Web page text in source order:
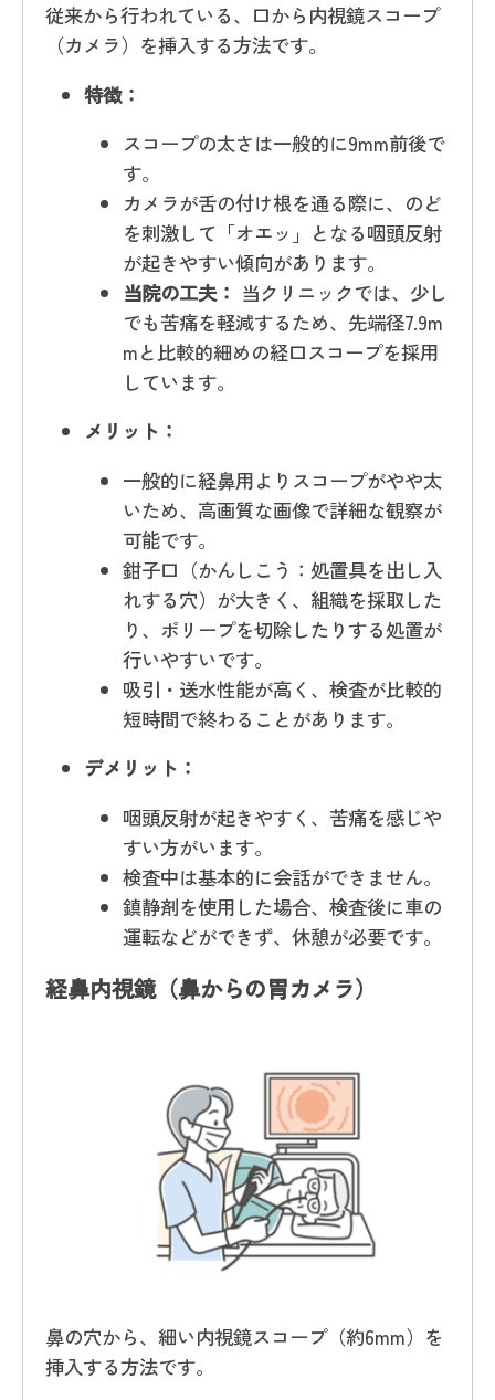
従来から行われている、口から内視鏡スコープ
（カメラ）を挿入する方法です。
特徴：
スコープの太さは一般的に9mm前後で
す。
カメラが舌の付け根を通る際に、のど
を刺激して「オエッ」となる咽頭反射
が起きやすい傾向があります。
当院の工夫： 当クリニックでは、少し
でも苦痛を軽減するため、先端径7.9m
mと比較的細めの経口スコープを採用
しています。
メリット：
一般的に経鼻用よりスコープがやや太
いため、高画質な画像で詳細な観察が
可能です。
鉗子口（かんしこう：処置具を出し入
れする穴）が大きく、組織を採取した
り、ポリープを切除したりする処置が
行いやすいです。
吸引・送水性能が高く、検査が比較的
短時間で終わることがあります。
デメリット：
咽頭反射が起きやすく、苦痛を感じや
すい方がいます。
検査中は基本的に会話ができません。
鎮静剤を使用した場合、検査後に車の
運転などができず、休憩が必要です。
経鼻内視鏡（鼻からの胃カメラ）
鼻の穴から、細い内視鏡スコープ（約6mm）を
挿入する方法です。